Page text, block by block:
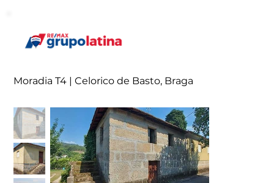
Moradia T4 | Celorico de Basto, Braga